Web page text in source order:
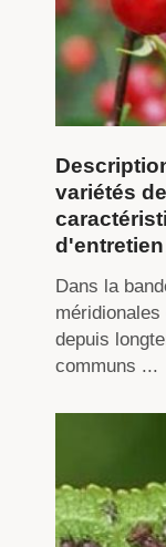
variétés
d'entretien
Dans la
depuis
communs ...